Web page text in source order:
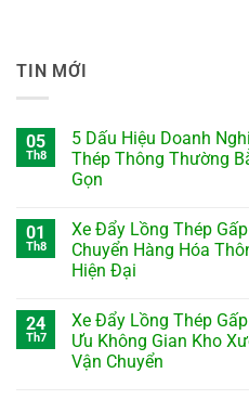
TIN MỚI
05
Th8
5 Dấu Hiệu Doanh
Thép Thông Thường
Gọn
01
Th8
Xe Đẩy Lồng Thép
Chuyển Hàng Hóa
Hiện Đại
24
Th7
Xe Đẩy Lồng Thép
Ưu Không Gian Kho
Vận Chuyển